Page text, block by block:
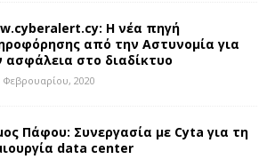
Η νέα πηγή
από την Αστυνομία για
ασφάλεια στο διαδίκτυο
Φεβρουαρίου, 2020
Πάφου: Συνεργασία με Cyta για τη
data center